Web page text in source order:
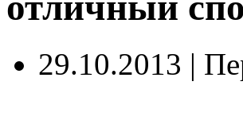
29.10.2013 |